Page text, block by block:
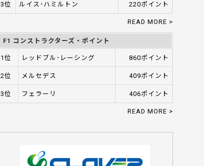
3位 ルイス･ハミルトン 220ポイント
READ MORE >
F1 コンストラクターズ・ポイント
1位 レッドブル･レーシング 860ポイント
2位 メルセデス 409ポイント
3位 フェラーリ 406ポイント
READ MORE >